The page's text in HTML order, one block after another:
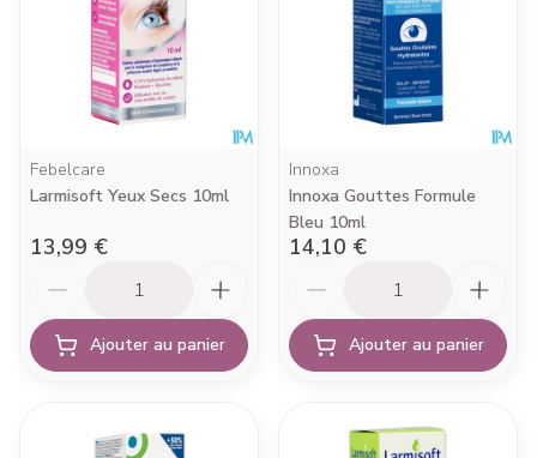
Febelcare
Larmisoft Yeux Secs 10ml
13,99 €
Ajouter au panier
Innoxa
Innoxa Gouttes Formule
Bleu 10ml
14,10 €
Ajouter au panier